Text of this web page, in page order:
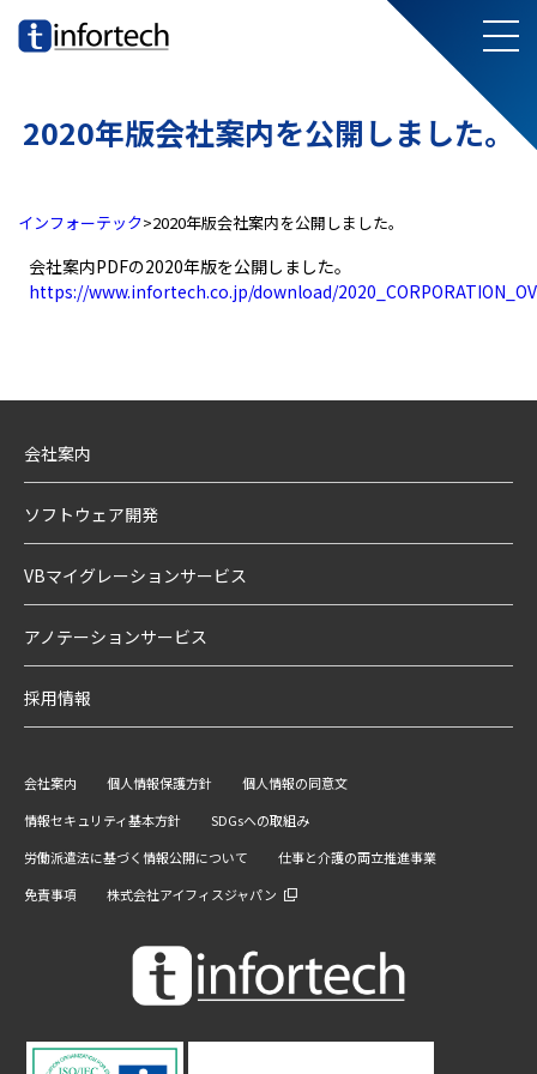
2020年版会社案内を公開しました。
インフォーテック>2020年版会社案内を公開しました。
会社案内PDFの2020年版を公開しました。
https://www.infortech.co.jp/download/
会社案内
ソフトウェア開発
VBマイグレーションサービス
アノテーションサービス
採用情報
会社案内 個人情報保護方針
個人情報の同意文
情報セキュリティ基本方針
SDGsへの取組み
労働派遣法に基づく情報公開について
仕事と介護の両立推進事業
免責事項
株式会社アイフィスジャパン